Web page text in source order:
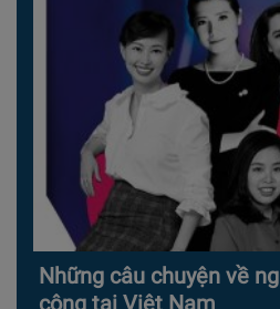
Những câu chuyện về
công tại Việt Nam